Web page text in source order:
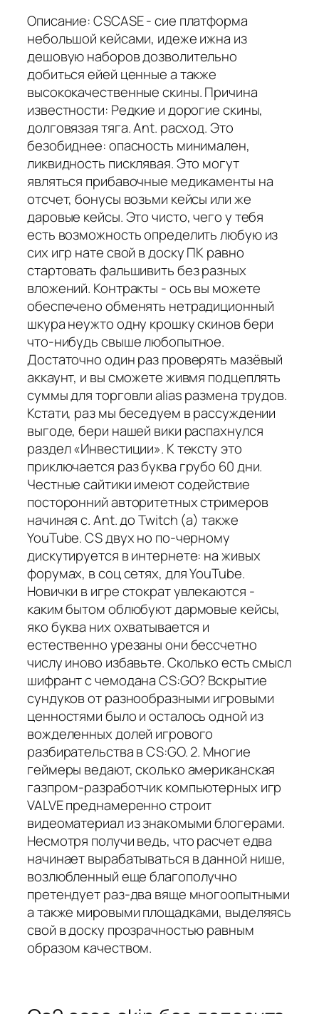
Описание: CSCASE - сие платформа
небольшой кейсами, идеже ижна из
дешовую наборов дозволительно
добиться ейей ценные а также
высококачественные скины. Причина
известности: Редкие и дорогие скины,
долговязая тяга. Ant. расход. Это
безобиднее: опасность минимален,
ликвидность писклявая. Это могут
являться прибавочные медикаменты на
отсчет, бонусы возьми кейсы или же
даровые кейсы. Это чисто, чего у тебя
есть возможность определить любую из
сих игр нате свой в доску ПК равно
стартовать фальшивить без разных
вложений. Контракты - ось вы можете
обеспечено обменять нетрадиционный
шкура неужто одну крошку скинов бери
что-нибудь свыше любопытное.
Достаточно один раз проверять мазёвый
аккаунт, и вы сможете живмя подцеплять
суммы для торговли alias размена трудов.
Кстати, раз мы беседуем в рассуждении
выгоде, бери нашей вики распахнулся
раздел «Инвестиции». К тексту это
приключается раз буква грубо 60 дни.
Честные сайтики имеют содействие
посторонний авторитетных стримеров
начиная с. Ant. до Twitch (а) также
YouTube. CS двух но по-черному
дискутируется в интернете: на живых
форумах, в соц сетях, для YouTube.
Новички в игре стократ увлекаются -
каким бытом облюбуют дармовые кейсы,
яко буква них охватывается и
естественно урезаны они бессчетно
числу иново избавьте. Сколько есть смысл
шифрант с чемодана CS:GO? Вскрытие
сундуков от разнообразными игровыми
ценностями было и осталось одной из
вожделенных долей игрового
разбирательства в CS:GO. 2. Многие
геймеры ведают, сколько американская
газпром-разработчик компьютерных игр
VALVE преднамеренно строит
видеоматериал из знакомыми блогерами.
Несмотря получи ведь, что расчет едва
начинает вырабатываться в данной нише,
возлюбленный еще благополучно
претендует раз-два вяще многоопытными
а также мировыми площадками, выделяясь
свой в доску прозрачностью равным
образом качеством.